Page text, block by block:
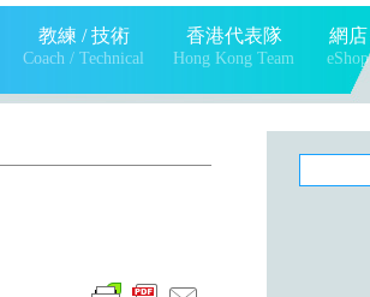
教練 / 技術
Coach / Technical
香港代表隊
Hong Kong Team
網店
eShop